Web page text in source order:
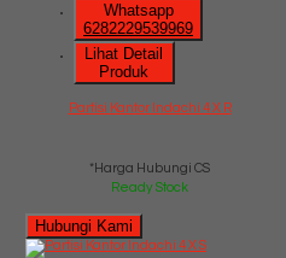
Whatsapp
6282229539969
Lihat Detail
Produk
Partisi Kantor Indachi 4 X R
*Harga Hubungi CS
Ready Stock
Hubungi Kami